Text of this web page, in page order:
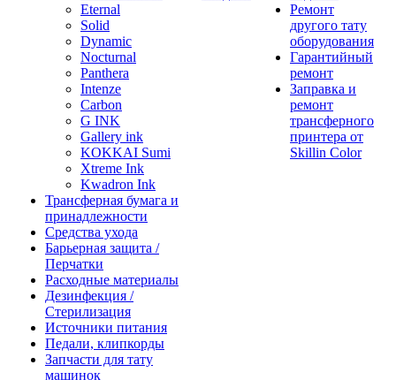
Eternal
Solid
Dynamic
Nocturnal
Panthera
Intenze
Carbon
G INK
Gallery ink
KOKKAI Sumi
Xtreme Ink
Kwadron Ink
Трансферная бумага и
принадлежности
Средства ухода
Барьерная защита /
Перчатки
Расходные материалы
Дезинфекция /
Стерилизация
Источники питания
Педали, клипкорды
Запчасти для тату
машинок
Ремонт
другого тату
оборудования
Гарантийный
ремонт
Заправка и
ремонт
трансферного
принтера от
Skillin Color